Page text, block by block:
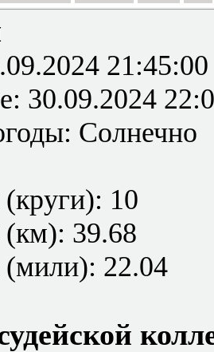
21:45:00
30.09.2024
Солнечно
10
39.68
22.04